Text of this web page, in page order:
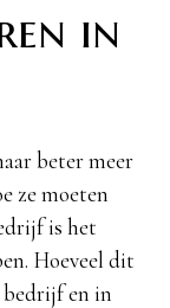
in
beter meer
ze moeten
is het
Hoeveel dit
en in